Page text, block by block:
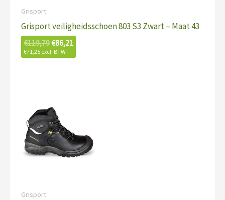
Grisport
Grisport veiligheidsschoen 803 S3 Zwart – Maat 43
€119,79€86,21
€71,25 excl. BTW
Grisport